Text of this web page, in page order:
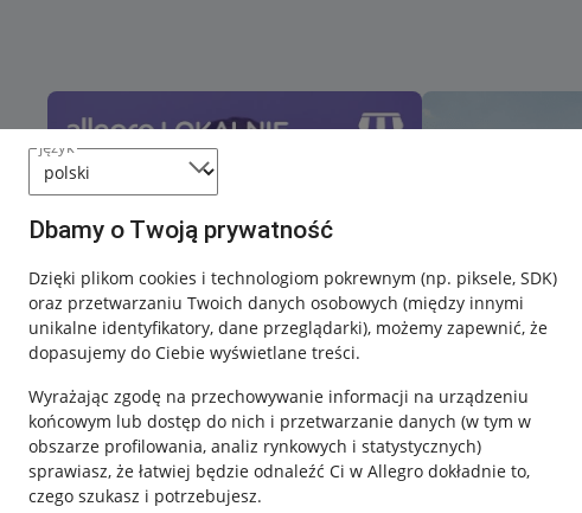
język
Dbamy o Twoją prywatność
Dzięki plikom cookies i technologiom pokrewnym (np. piksele, SDK)
oraz przetwarzaniu Twoich danych osobowych (między innymi
unikalne identyfikatory, dane przeglądarki), możemy zapewnić, że
dopasujemy do Ciebie wyświetlane treści.
Wyrażając zgodę na przechowywanie informacji na urządzeniu
końcowym lub dostęp do nich i przetwarzanie danych (w tym w
obszarze profilowania, analiz rynkowych i statystycznych)
sprawiasz, że łatwiej będzie odnaleźć Ci w Allegro dokładnie to,
czego szukasz i potrzebujesz.
Nawigacja